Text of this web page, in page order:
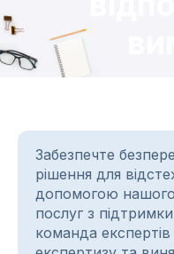
Забезпечте
рішення для
допомогою
послуг з
команда